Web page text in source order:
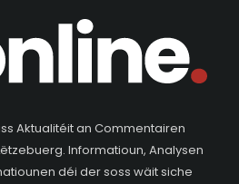
Aktualitéit an Commentairen
Informatioun, Analysen
déi der soss wäit siche